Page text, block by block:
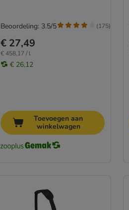
€ 27,49
€ 458,17 / l
€ 26,12
Beoordeling: 3.5/5 (175)
Toevoegen aan
winkelwagen